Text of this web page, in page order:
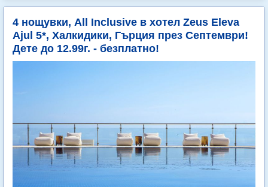
4 нощувки, All Inclusive в хотел Zeus Eleva
Ajul 5*, Халкидики, Гърция през Септември!
Дете до 12.99г. - безплатно!